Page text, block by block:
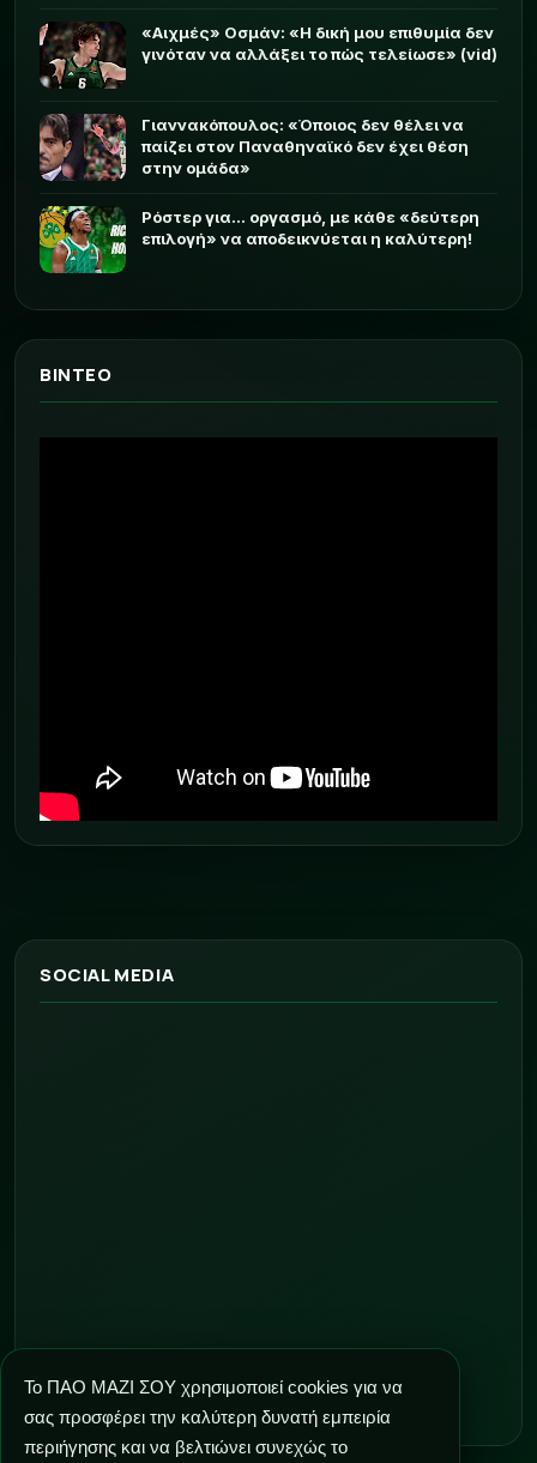
Το ΠΑΟ ΜΑΖΙ ΣΟΥ χρησιμοποιεί cookies για να
σας προσφέρει την καλύτερη δυνατή εμπειρία
περιήγησης και να βελτιώνει συνεχώς το
«Αιχμές» Οσμάν: «Η δική μου επιθυμία δεν
γινόταν να αλλάξει το πώς τελείωσε» (vid)
Γιαννακόπουλος: «Όποιος δεν θέλει να
παίζει στον Παναθηναϊκό δεν έχει θέση
στην ομάδα»
Ρόστερ για... οργασμό, με κάθε «δεύτερη
επιλογή» να αποδεικνύεται η καλύτερη!
ΒΙΝΤΕΟ
SOCIAL MEDIA